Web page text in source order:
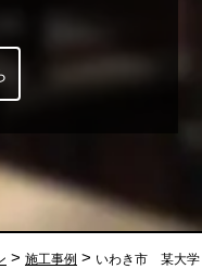
> 施工事例 > いわき市 某大学